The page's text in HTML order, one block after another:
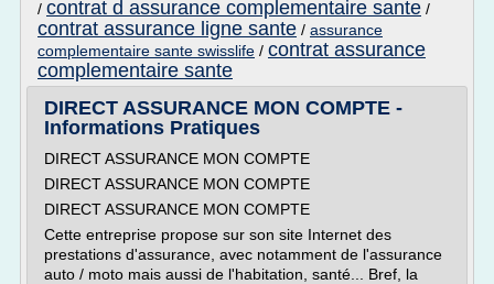
/ contrat d assurance complementaire sante /
contrat assurance ligne sante / assurance
complementaire sante swisslife / contrat assurance
complementaire sante
DIRECT ASSURANCE MON COMPTE -
Informations Pratiques
DIRECT ASSURANCE MON COMPTE
DIRECT ASSURANCE MON COMPTE
DIRECT ASSURANCE MON COMPTE
Cette entreprise propose sur son site Internet des
prestations d'assurance, avec notamment de l'assurance
auto / moto mais aussi de l'habitation, santé... Bref, la